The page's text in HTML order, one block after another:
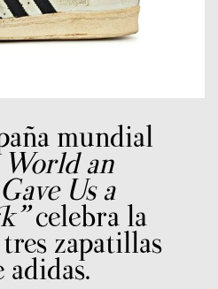
mundial
World an
Us a
celebra la
zapatillas
adidas.